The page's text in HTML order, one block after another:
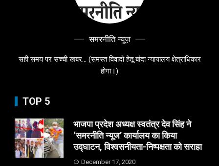
समरनीति न्यूज़
सही समय पर सच्ची खबर... (समस्त विवादों हेतू बांदा न्यायालय क्षेत्राधिकार
होगा।)
TOP 5
भाजपा प्रदेश अध्यक्ष स्वतंत्र देव सिंह ने
‘समरनीति न्यूज’ कार्यालय का किया
उद्घाटन, विश्वसनीयता-निष्पक्षता को सराहा
December 17, 2020